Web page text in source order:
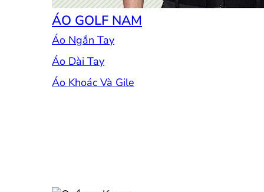
ÁO GOLF NAM
Áo Ngắn Tay
Áo Dài Tay
Áo Khoác Và Gile